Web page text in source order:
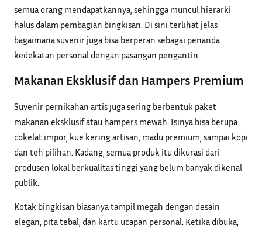
semua orang mendapatkannya, sehingga muncul hierarki
halus dalam pembagian bingkisan. Di sini terlihat jelas
bagaimana suvenir juga bisa berperan sebagai penanda
kedekatan personal dengan pasangan pengantin.
Makanan Eksklusif dan Hampers Premium
Suvenir pernikahan artis juga sering berbentuk paket
makanan eksklusif atau hampers mewah. Isinya bisa berupa
cokelat impor, kue kering artisan, madu premium, sampai kopi
dan teh pilihan. Kadang, semua produk itu dikurasi dari
produsen lokal berkualitas tinggi yang belum banyak dikenal
publik.
Kotak bingkisan biasanya tampil megah dengan desain
elegan, pita tebal, dan kartu ucapan personal. Ketika dibuka,